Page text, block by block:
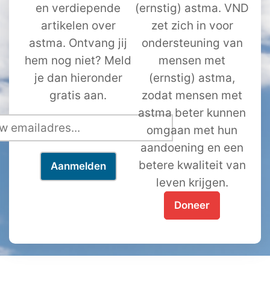
en verdiepende
artikelen over
astma. Ontvang jij
hem nog niet? Meld
je dan hieronder
gratis aan.
(ernstig) astma. VND
zet zich in voor
ondersteuning van
mensen met
(ernstig) astma,
zodat mensen met
astma beter kunnen
omgaan met hun
aandoening en een
betere kwaliteit van
leven krijgen.
Doneer